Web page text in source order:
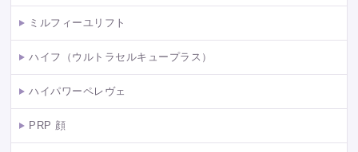
ミルフィーユリフト
ハイフ（ウルトラセルキュープラス）
ハイパワーペレヴェ
PRP 顔